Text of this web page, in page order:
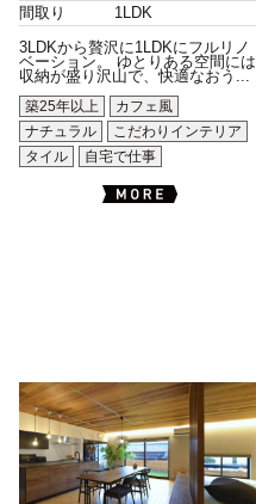
間取り
1LDK
3LDKから贅沢に1LDKにフルリノ
ベーション。 ゆとりある空間には
収納が盛り沢山で、快適なおう...
築25年以上
カフェ風
ナチュラル
こだわりインテリア
タイル
自宅で仕事